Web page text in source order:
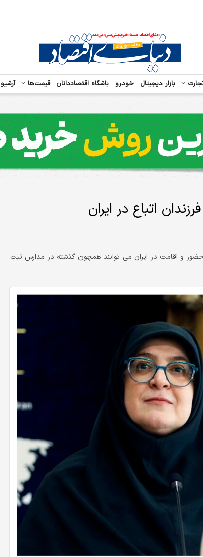
بازار دیجیتال خودرو باشگاه اقتصاددانان قیمت‌ها آرشیو
اتباع در ایران
و اقامت در ایران می توانند همچون گذشته در مدارس ثبت